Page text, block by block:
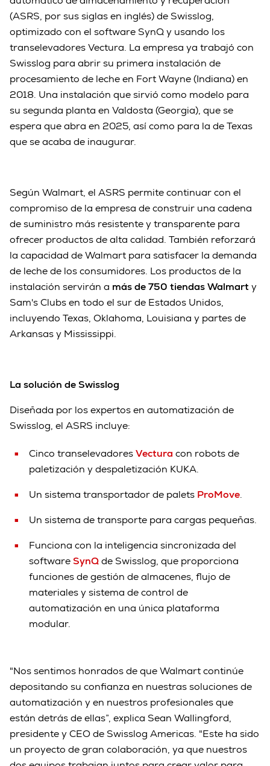
(ASRS, por sus siglas en inglés) de Swisslog,
optimizado con el software SynQ y usando los
transelevadores Vectura. La empresa ya trabajó con
Swisslog para abrir su primera instalación de
procesamiento de leche en Fort Wayne (Indiana) en
2018. Una instalación que sirvió como modelo para
su segunda planta en Valdosta (Georgia), que se
espera que abra en 2025, así como para la de Texas
que se acaba de inaugurar.
Según Walmart, el ASRS permite continuar con el
compromiso de la empresa de construir una cadena
de suministro más resistente y transparente para
ofrecer productos de alta calidad. También reforzará
la capacidad de Walmart para satisfacer la demanda
de leche de los consumidores. Los productos de la
instalación servirán a más de 750 tiendas Walmarty
Sam's Clubs en todo el sur de Estados Unidos,
incluyendo Texas, Oklahoma, Louisiana y partes de
Arkansas y Mississippi.
La solución de Swisslog
Diseñada por los expertos en automatización de
Swisslog, el ASRS incluye:
Cinco transelevadoresVectura con robots de
paletización y despaletización KUKA.
Un sistema transportador de palets ProMove.
Un sistema de transporte para cargas pequeñas.
Funciona con la inteligencia sincronizada del
softwareSynQde Swisslog, que proporciona
funciones de gestión de almacenes, flujo de
materiales y sistema de control de
automatización en una única plataforma
modular.
"Nos sentimos honrados de que Walmart continúe
depositando su confianza en nuestras soluciones de
automatización y en nuestros profesionales que
están detrás de ellas”, explica Sean Wallingford,
presidente y CEO de Swisslog Americas. "Este ha sido
un proyecto de gran colaboración, ya que nuestros